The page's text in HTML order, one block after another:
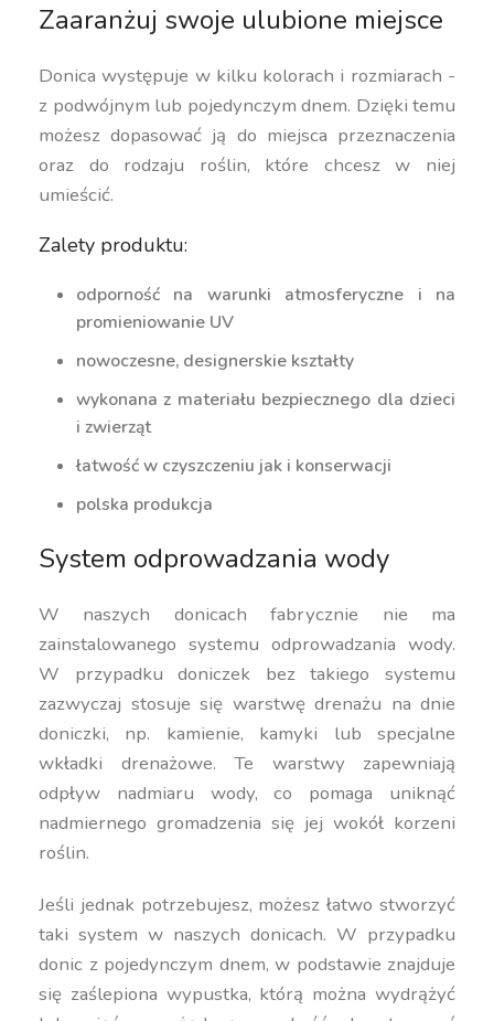
Zaaranżuj swoje ulubione miejsce
Donica występuje w kilku kolorach i rozmiarach -
z podwójnym lub pojedynczym dnem. Dzięki temu
możesz dopasować ją do miejsca przeznaczenia
oraz do rodzaju roślin, które chcesz w niej
umieścić.
Zalety produktu:
odporność na warunki atmosferyczne i na
promieniowanie UV
nowoczesne, designerskie kształty
wykonana z materiału bezpiecznego dla dzieci
i zwierząt
łatwość w czyszczeniu jak i konserwacji
polska produkcja
System odprowadzania wody
W naszych donicach fabrycznie nie ma
zainstalowanego systemu odprowadzania wody.
W przypadku doniczek bez takiego systemu
zazwyczaj stosuje się warstwę drenażu na dnie
doniczki, np. kamienie, kamyki lub specjalne
wkładki drenażowe. Te warstwy zapewniają
odpływ nadmiaru wody, co pomaga uniknąć
nadmiernego gromadzenia się jej wokół korzeni
roślin.
Jeśli jednak potrzebujesz, możesz łatwo stworzyć
taki system w naszych donicach. W przypadku
donic z pojedynczym dnem, w podstawie znajduje
się zaślepiona wypustka, którą można wydrążyć